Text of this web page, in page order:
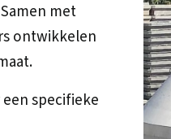
met
ontwikkelen
specifieke